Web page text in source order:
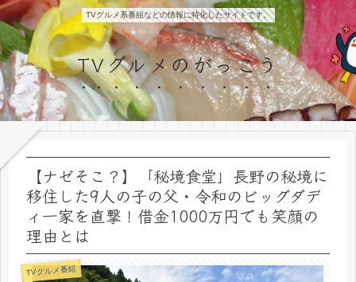
TVグルメ系番組などの情報に特化したサイトです。
TVグルメのがっこう
【ナゼそこ？】「秘境食堂」長野の秘境に
移住した9人の子の父・令和のビッグダデ
ィ一家を直撃！借金1000万円でも笑顔の
理由とは
TVグルメ番組